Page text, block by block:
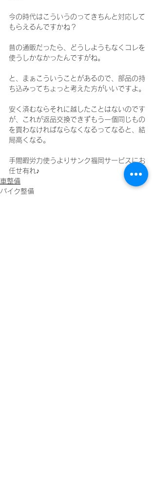
今の時代はこういうのってきちんと対応して
もらえるんですかね？
昔の通販だったら、どうしようもなくコレを
使うしかなかったんですがね。
と、まぁこういうことがあるので、部品の持
ち込みってちょっと考えた方がいいですよ。
安く済むならそれに越したことはないのです
が、これが返品交換できずもう一個同じもの
を買わなければならなくなるってなると、結
局高くなる。
手間暇労力使うよりサンク福岡サービスにお
任せ有れ♪
車整備
バイク整備